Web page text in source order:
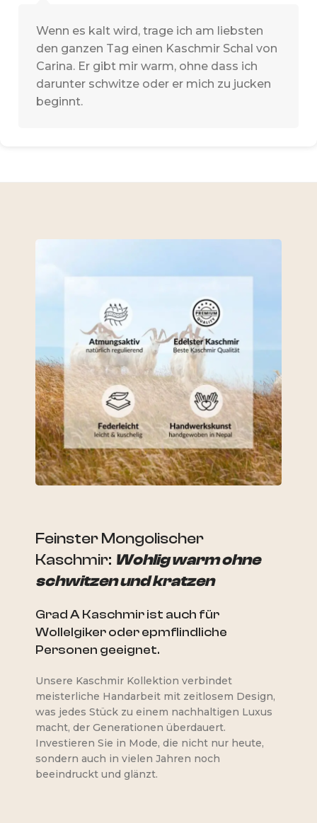
Wenn es kalt wird, trage ich am liebsten
den ganzen Tag einen Kaschmir Schal von
Carina. Er gibt mir warm, ohne dass ich
darunter schwitze oder er mich zu jucken
beginnt.
Feinster Mongolischer
Kaschmir: Wohlig warm ohne
schwitzen und kratzen
Grad A Kaschmir ist auch für
Wollelgiker oder epmflindliche
Personen geeignet.
Unsere Kaschmir Kollektion verbindet
meisterliche Handarbeit mit zeitlosem Design,
was jedes Stück zu einem nachhaltigen Luxus
macht, der Generationen überdauert.
Investieren Sie in Mode, die nicht nur heute,
sondern auch in vielen Jahren noch
beeindruckt und glänzt.